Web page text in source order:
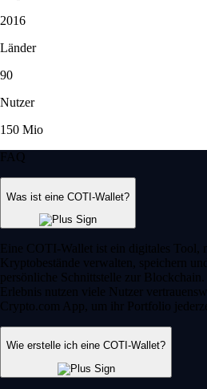
2016
Länder
90
Nutzer
150 Mio
FAQ
Was ist eine COTI-Wallet?
Eine COTI-Wallet ist ein digitales Tool,
Kryptobestände verwalten, speichern
persönliche Schnittstelle zur
Erlebnis nutzen viele Nutzer
Crypto.com App, um ihr Portfolio
Wie erstelle ich eine COTI-Wallet?